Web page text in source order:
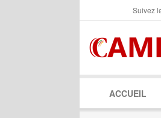
Suivez
ACCUEIL